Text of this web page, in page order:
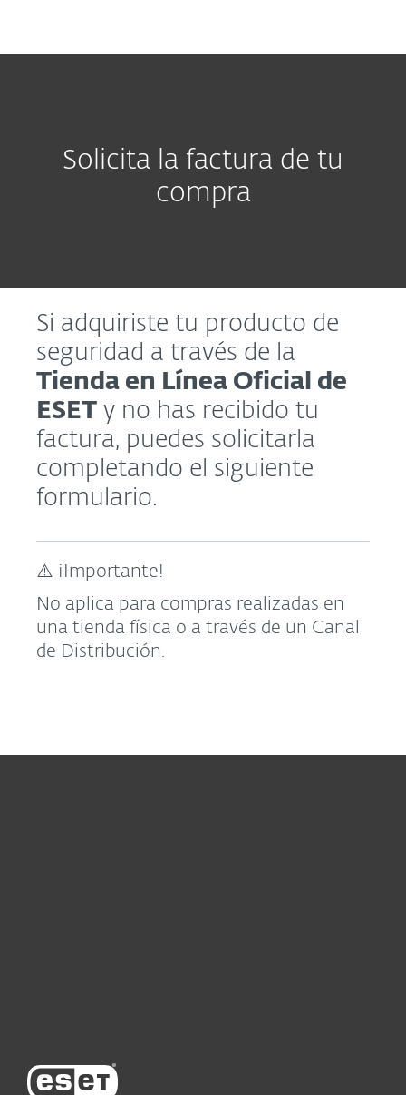
Solicita la factura de tu
compra
Si adquiriste tu producto de
seguridad a través de la
Tienda en Línea Oficial de
ESETy no has recibido tu
factura, puedes solicitarla
completando el siguiente
formulario.
⚠️ ¡Importante!
No aplica para compras realizadas en
una tienda física o a través de un Canal
de Distribución.